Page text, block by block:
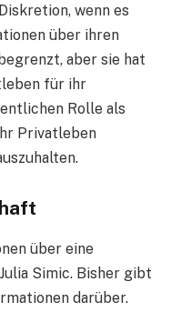
wenn es
über ihren
aber sie hat
für ihr
Rolle als
Privatleben
über eine
Simic. Bisher gibt
darüber.